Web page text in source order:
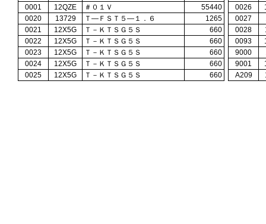
0001 12QZE ＃０１Ｖ 55440 0026
0020
13729 Ｔ―ＦＳＴ５―１．６ 1265 0027
0021
12X5G Ｔ－ＫＴＳＧ５Ｓ 660 0028
0022
12X5G Ｔ－ＫＴＳＧ５Ｓ 660 0093
0023
12X5G Ｔ－ＫＴＳＧ５Ｓ 660 9000
0024
12X5G Ｔ－ＫＴＳＧ５Ｓ 660 9001
0025
12X5G Ｔ－ＫＴＳＧ５Ｓ 660 A209